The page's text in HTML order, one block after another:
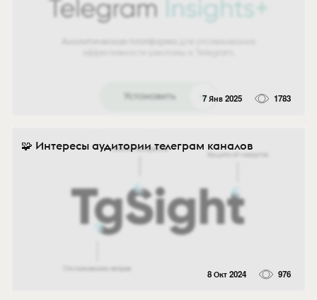
7 Янв 2025 1783
🧩 Интересы аудитории телеграм каналов
8 Окт 2024 976